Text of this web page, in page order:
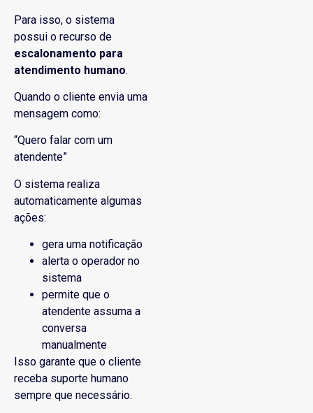
Para isso, o sistema
possui o recurso de
escalonamento para
atendimento humano.
Quando o cliente envia uma
mensagem como:
“Quero falar com um
atendente”
O sistema realiza
automaticamente algumas
ações:
gera uma notificação
alerta o operador no
sistema
permite que o
atendente assuma a
conversa
manualmente
Isso garante que o cliente
receba suporte humano
sempre que necessário.